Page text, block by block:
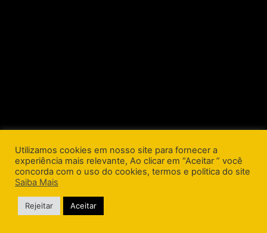
Utilizamos cookies em nosso site para fornecer a
experiência mais relevante, Ao clicar em “Aceitar ” você
concorda com o uso do cookies, termos e politica do site
Saiba Mais
Rejeitar Aceitar